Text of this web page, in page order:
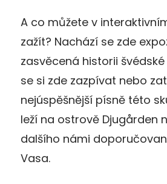
A co můžete v
zažít? Nachází se zde
zasvěcená historii
se si zde zazpívat nebo
nejúspěšnější písně této
leží na ostrově Djugården
dalšího námi
Vasa.